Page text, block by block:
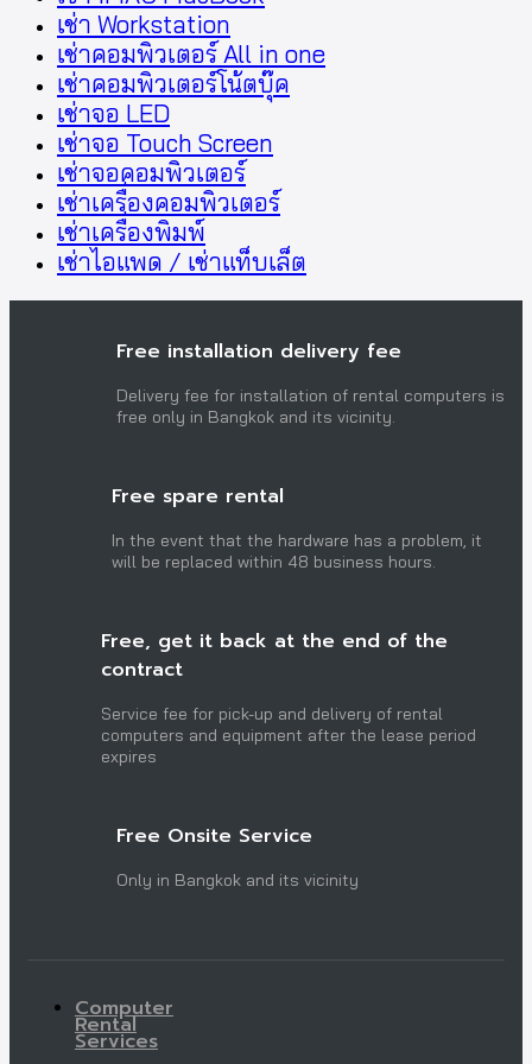
เช่า Workstation
เช่าคอมพิวเตอร์ All in one
เช่าคอมพิวเตอร์โน้ตบุ๊ค
เช่าจอ LED
เช่าจอ Touch Screen
เช่าจอคอมพิวเตอร์
เช่าเครื่องคอมพิวเตอร์
เช่าเครื่องพิมพ์
เช่าไอแพด / เช่าแท็บเล็ต
Free installation delivery fee
Delivery fee for installation of rental computers is
free only in Bangkok and its vicinity.
Free spare rental
In the event that the hardware has a problem, it
will be replaced within 48 business hours.
Free, get it back at the end of the
contract
Service fee for pick-up and delivery of rental
computers and equipment after the lease period
expires
Free Onsite Service
Only in Bangkok and its vicinity
Computer
Rental
Services